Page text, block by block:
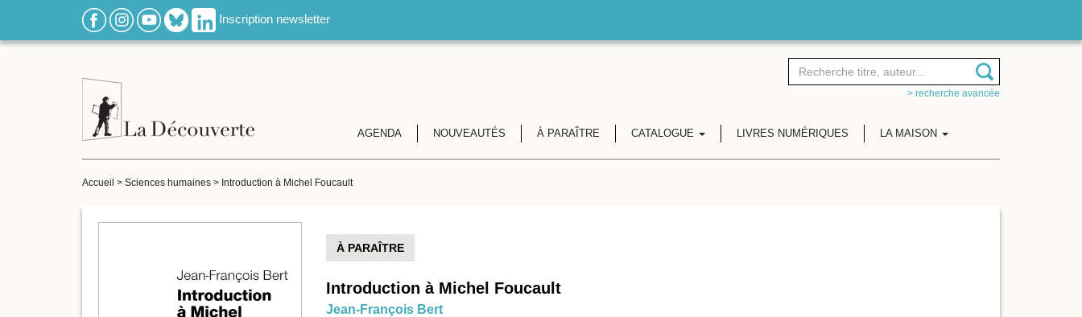
Inscription newsletter
> recherche avancée
AGENDA NOUVEAUTÉS À PARAÎTRE CATALOGUE LIVRES NUMÉRIQUES LA MAISON
Accueil > Sciences humaines > Introduction à Michel Foucault
À PARAÎTRE
Introduction à Michel Foucault
Jean-François Bert